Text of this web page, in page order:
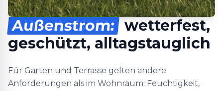
Außenstrom: wetterfest,
geschützt, alltagstauglich
Für Garten und Terrasse gelten andere
Anforderungen als im Wohnraum: Feuchtigkeit,